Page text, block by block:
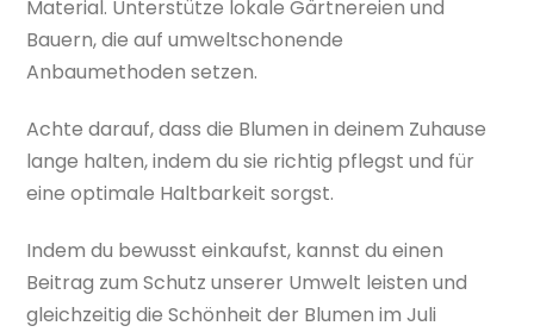
Material. Unterstütze lokale Gärtnereien und
Bauern, die auf umweltschonende
Anbaumethoden setzen.
Achte darauf, dass die Blumen in deinem Zuhause
lange halten, indem du sie richtig pflegst und für
eine optimale Haltbarkeit sorgst.
Indem du bewusst einkaufst, kannst du einen
Beitrag zum Schutz unserer Umwelt leisten und
gleichzeitig die Schönheit der Blumen im Juli